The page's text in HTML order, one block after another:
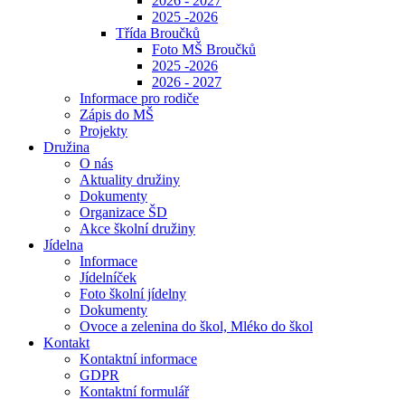
2025 -2026
Třída Broučků
Foto MŠ Broučků
2025 -2026
2026 - 2027
Informace pro rodiče
Zápis do MŠ
Projekty
Družina
O nás
Aktuality družiny
Dokumenty
Organizace ŠD
Akce školní družiny
Jídelna
Informace
Jídelníček
Foto školní jídelny
Dokumenty
Ovoce a zelenina do škol, Mléko do škol
Kontakt
Kontaktní informace
GDPR
Kontaktní formulář